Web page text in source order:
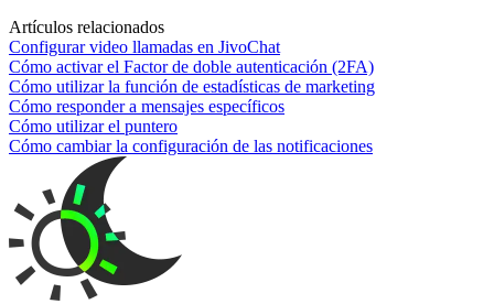
Artículos relacionados
Configurar video llamadas en JivoChat
Cómo activar el Factor de doble autenticación (2FA)
Cómo utilizar la función de estadísticas de marketing
Cómo responder a mensajes específicos
Cómo utilizar el puntero
Cómo cambiar la configuración de las notificaciones